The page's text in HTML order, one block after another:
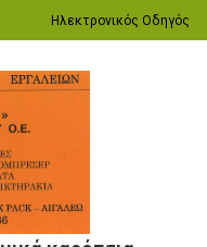
Ηλεκτρονικός Οδηγός